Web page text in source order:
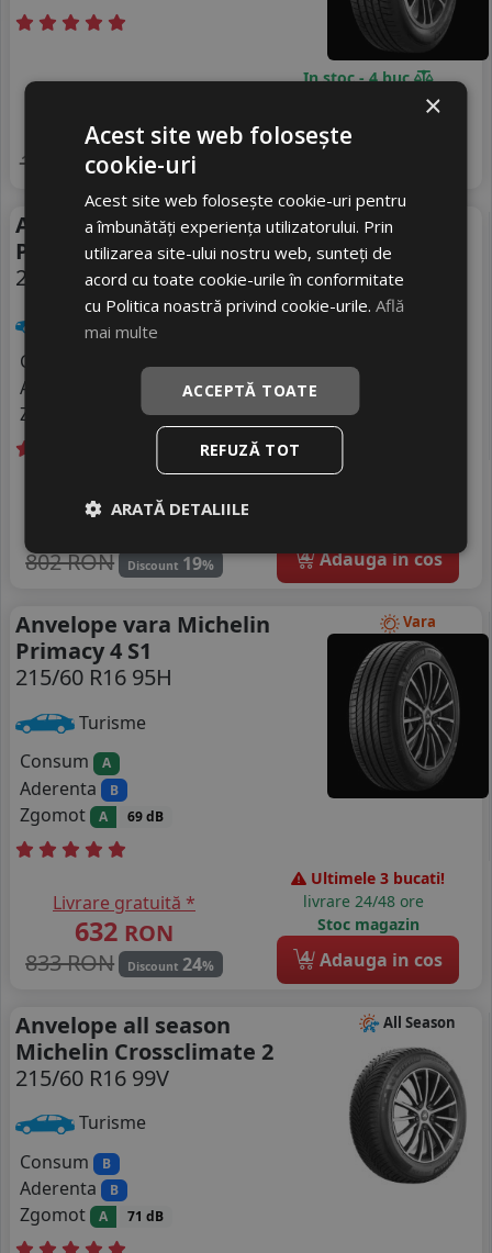
856RON
1129 RON
Discount24
In stoc - 4 buc
livrare 24/48 ore
Stoc magazin
Anvelope vara Michelin
Primacy 4 S1
225/40 R18 92Y
Turisme
Consum
Aderenta
Zgomot 70 dB
Livrare gratuită *
802 RON
Discount 19%
Ultimele 3 bucati!
4 Adauga in cos
Vara
Anvelope vara Michelin
Primacy 4 S1
215/60 R16 95H
Turisme
Consum
A
Aderenta B
Zgomot A 69 dB
Livrare gratuită *
632 RON
833 RON
Discount 24%
Ultimele 3 bucati!
livrare 24/48 ore
Stoc magazin
4 Adauga in cos
All Season
Anvelope all season
Michelin Crossclimate 2
215/60 R16 99V
Turisme
Consum
B
Aderenta B
Zgomot A 71 dB
×
Acest site web folosește
cookie-uri
Acest site web folosește cookie-uri pentru
a îmbunătăți experiența utilizatorului. Prin
utilizarea site-ului nostru web, sunteți de
acord cu toate cookie-urile în conformitate
cu Politica noastră privind cookie-urile.Află
mai multe
ACCEPTĂ TOATE
REFUZĂ TOT
ARATĂ DETALIILE